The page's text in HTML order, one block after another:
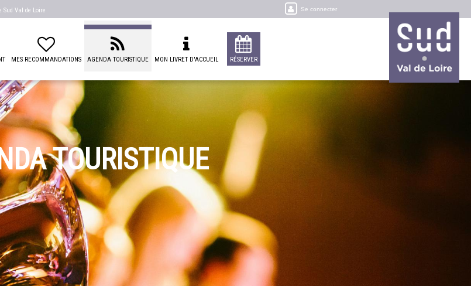
Sud Val de Loire Se connecter
MES RECOMMANDATIONS AGENDA TOURISTIQUE MON LIVRET D'ACCUEIL RÉSERVER
TOURISTIQUE